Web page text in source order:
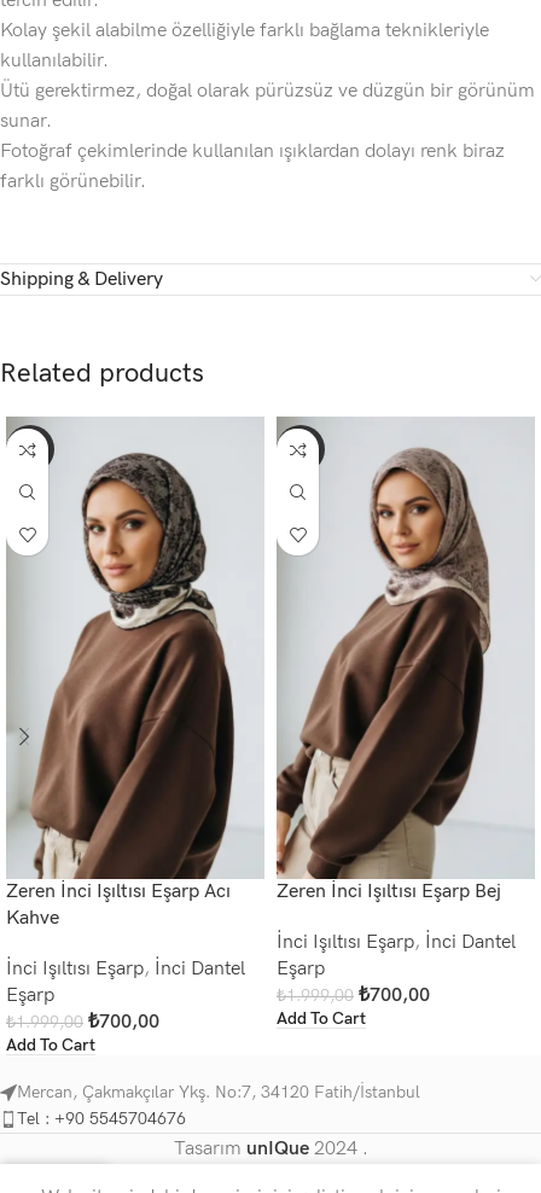
Kolay şekil alabilme özelliğiyle farklı bağlama teknikleriyle
kullanılabilir.
Ütü gerektirmez, doğal olarak pürüzsüz ve düzgün bir görünüm
sunar.
Fotoğraf çekimlerinde kullanılan ışıklardan dolayı renk biraz
farklı görünebilir.
Shipping & Delivery
Related products
-65%
Zeren İnci Işıltısı Eşarp Acı
Kahve
İnci Işıltısı Eşarp, İnci Dantel
Eşarp
₺1.999,00 ₺700,00
Add To Cart
-65%
Zeren İnci Işıltısı Eşarp Bej
İnci Işıltısı Eşarp, İnci Dantel
Eşarp
₺1.999,00 ₺700,00
Add To Cart
Mercan, Çakmakçılar Ykş. No:7, 34120 Fatih/İstanbul
Tel : +90 5545704676
Tasarım unIQue 2024 .
0